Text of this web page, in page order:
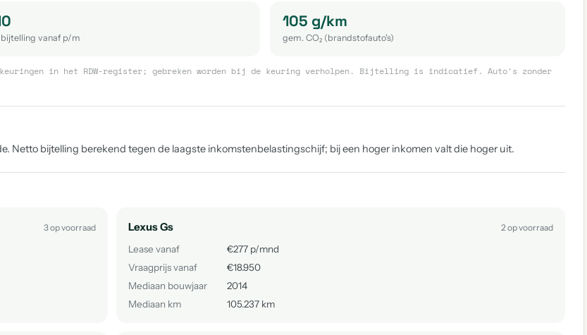
vanaf p/m
105 g/km
gem. CO₂ (brandstofauto's)
keuringen in het RDW-register; gebreken worden bij de keuring verholpen. Bijtelling is indicatief. Auto's zonder
Netto bijtelling berekend tegen de laagste inkomstenbelastingschijf; bij een hoger inkomen valt die hoger uit.
3 op voorraad Lexus Gs 2 op voorraad
Lease vanaf
€277 p/mnd
Vraagprijs vanaf
€18.950
Mediaan bouwjaar
2014
Mediaan km
105.237 km